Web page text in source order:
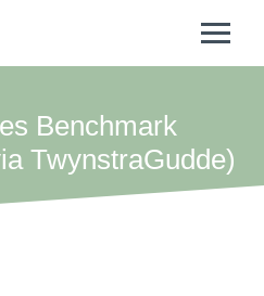
Benchmark
TwynstraGudde)